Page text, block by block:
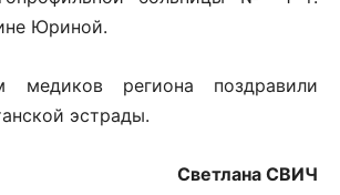
Юриной.
медиков региона поздравили
эстрады.
Светлана СВИЧ